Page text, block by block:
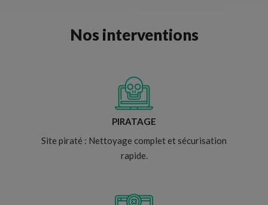
Nos interventions
PIRATAGE
Site piraté : Nettoyage complet et sécurisation
rapide.